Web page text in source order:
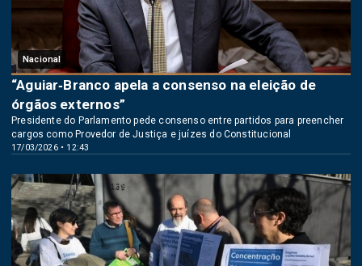
Nacional
17/03/2026 • 12:43
“Aguiar‑Branco apela a consenso na eleição de
órgãos externos”
Presidente do Parlamento pede consenso entre partidos para preencher
cargos como Provedor de Justiça e juízes do Constitucional